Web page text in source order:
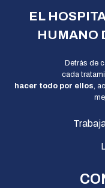
EL
HUMANO
Detrás de
cada
hacer todo por ellos,